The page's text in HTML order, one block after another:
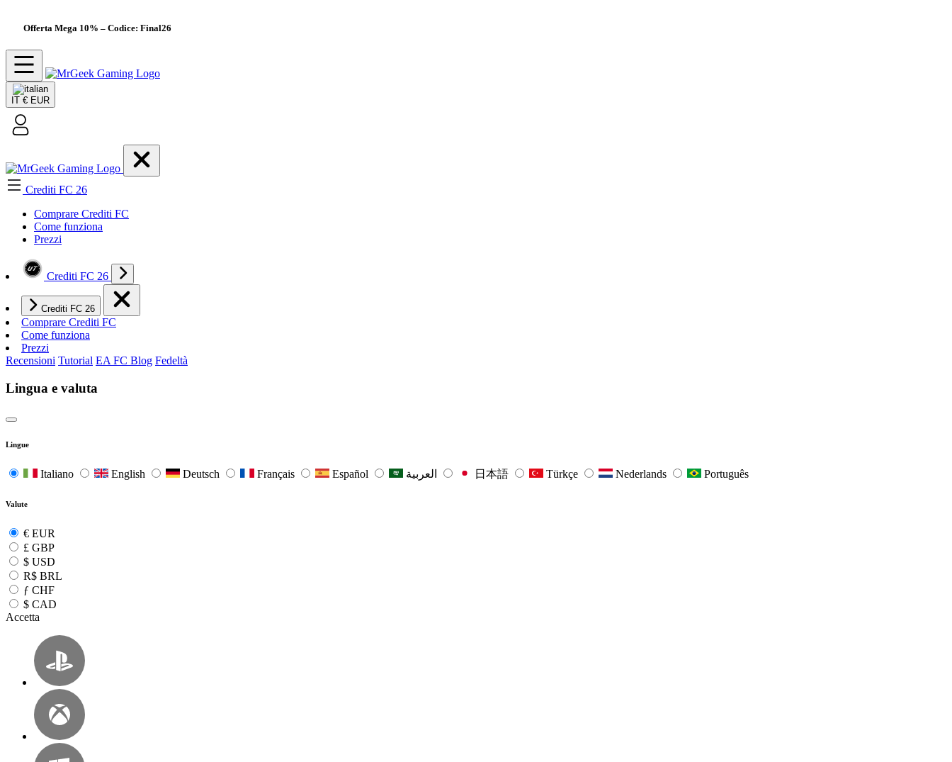
Offerta Mega 10% – Codice: Final26
IT € EUR
Crediti FC 26
Comprare Crediti FC
Come funziona
Prezzi
Crediti FC 26
Crediti FC 26
Comprare Crediti FC
Come funziona
Prezzi
Recensioni Tutorial EA FC Blog Fedeltà
Lingua e valuta
Lingue
Italiano English Deutsch Français Español 日本語 Türkçe Nederlands Português
Valute
€ EUR
£ GBP
$ USD
R$ BRL
ƒ CHF
$ CAD
Accetta